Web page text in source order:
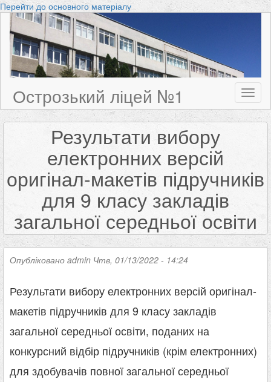
Перейти до основного матеріалу
Острозький ліцей №1
Результати вибору
електронних версій
оригінал-макетів підручників
для 9 класу закладів
загальної середньої освіти
Опубліковано admin Чтв, 01/13/2022 - 14:24
Результати вибору електронних версій оригінал-
макетів підручників для 9 класу закладів
загальної середньої освіти, поданих на
конкурсний відбір підручників (крім електронних)
для здобувачів повної загальної середньої